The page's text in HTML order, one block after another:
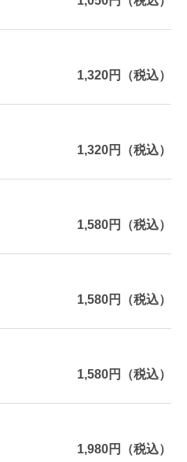
1,320円（税込）
1,320円（税込）
1,580円（税込）
1,580円（税込）
1,580円（税込）
1,980円（税込）